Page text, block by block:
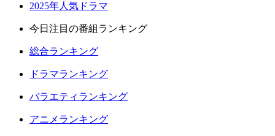
2025年人気ドラマ
今日注目の番組ランキング
総合ランキング
ドラマランキング
バラエティランキング
アニメランキング